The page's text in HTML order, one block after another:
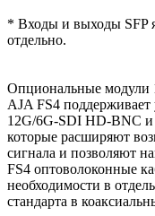
* Входы и выходы SFP
отдельно.
Опциональные модули
AJA FS4 поддерживает
12G/6G-SDI HD-BNC и
которые расширяют
сигнала и позволяют
FS4 оптоволоконные
необходимости в
стандарта в